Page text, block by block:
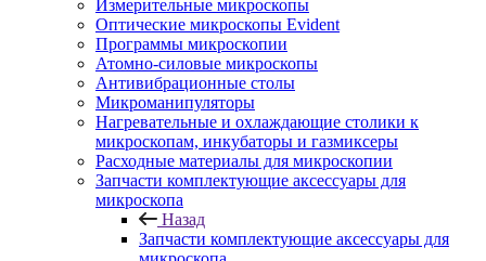
Измерительные микроскопы
Оптические микроскопы Evident
Программы микроскопии
Атомно-силовые микроскопы
Антивибрационные столы
Микроманипуляторы
Нагревательные и охлаждающие столики к
микроскопам, инкубаторы и газмиксеры
Расходные материалы для микроскопии
Запчасти комплектующие аксессуары для
микроскопа
Назад
Запчасти комплектующие аксессуары для